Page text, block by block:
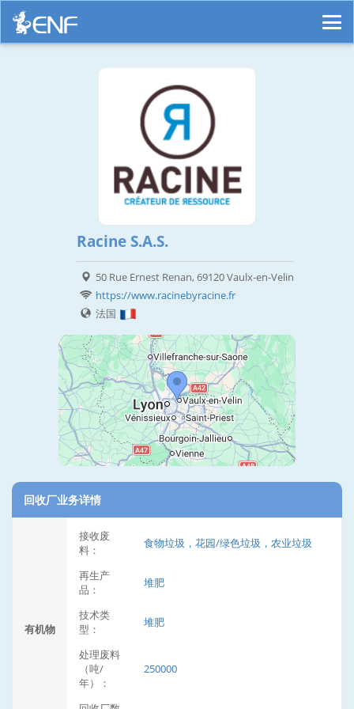
Racine S.A.S.
50 Rue Ernest Renan, 69120 Vaulx-en-Velin
https://www.racinebyracine.fr
法国
回收厂业务详情
有机物
接收废
料：
食物垃圾，花园/绿色垃圾，农业垃圾
再生产
品：
堆肥
技术类
型：
堆肥
处理废料
（吨/
年）：
250000